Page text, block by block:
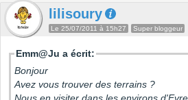
lilisoury
Le 25/07/2011 à 15h27 Super bloggeur
Emm@Ju a écrit:
Bonjour
Avez vous trouver des terrains ?